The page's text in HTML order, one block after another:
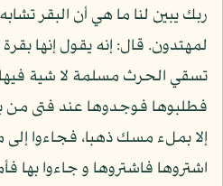
ربك يبين لنا ما هي أن البقر تشابه
لمهتدون. قال: إنه يقول إنها بقرة
تسقي الحرث مسلمة لا شية
فطلبوها فوجدوها عند فتى من
إلا بملء مسك ذهبا، فجاءوا
اشتروها فاشتروها و جاءوا بها